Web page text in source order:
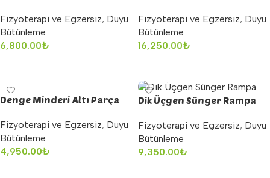
Fizyoterapi ve Egzersiz, Duyu
Bütünleme
6,800.00₺
Fizyoterapi ve Egzersiz, Duyu
Bütünleme
16,250.00₺
Denge Minderi Altı Parça
Fizyoterapi ve Egzersiz, Duyu
Bütünleme
4,950.00₺
Dik Üçgen Sünger Rampa
Fizyoterapi ve Egzersiz, Duyu
Bütünleme
9,350.00₺